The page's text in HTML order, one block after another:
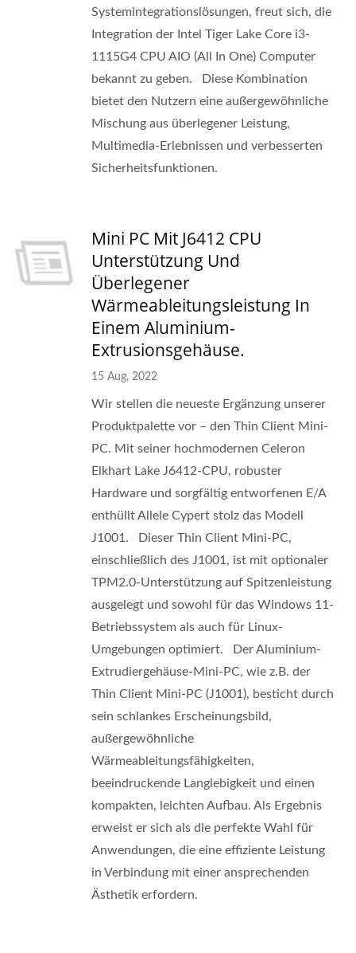
Systemintegrationslösungen, freut sich, die
Integration der Intel Tiger Lake Core i3-
1115G4 CPU AIO (All In One) Computer
bekannt zu geben. Diese Kombination
bietet den Nutzern eine außergewöhnliche
Mischung aus überlegener Leistung,
Multimedia-Erlebnissen und verbesserten
Sicherheitsfunktionen.
Mini PC Mit J6412 CPU
Unterstützung Und
Überlegener
Wärmeableitungsleistung In
Einem Aluminium-
Extrusionsgehäuse.
15 Aug, 2022
Wir stellen die neueste Ergänzung unserer
Produktpalette vor – den Thin Client Mini-
PC. Mit seiner hochmodernen Celeron
Elkhart Lake J6412-CPU, robuster
Hardware und sorgfältig entworfenen E/A
enthüllt Allele Cypert stolz das Modell
J1001. Dieser Thin Client Mini-PC,
einschließlich des J1001, ist mit optionaler
TPM2.0-Unterstützung auf Spitzenleistung
ausgelegt und sowohl für das Windows 11-
Betriebssystem als auch für Linux-
Umgebungen optimiert. Der Aluminium-
Extrudiergehäuse-Mini-PC, wie z.B. der
Thin Client Mini-PC (J1001), besticht durch
sein schlankes Erscheinungsbild,
außergewöhnliche
Wärmeableitungsfähigkeiten,
beeindruckende Langlebigkeit und einen
kompakten, leichten Aufbau. Als Ergebnis
erweist er sich als die perfekte Wahl für
Anwendungen, die eine effiziente Leistung
in Verbindung mit einer ansprechenden
Ästhetik erfordern.